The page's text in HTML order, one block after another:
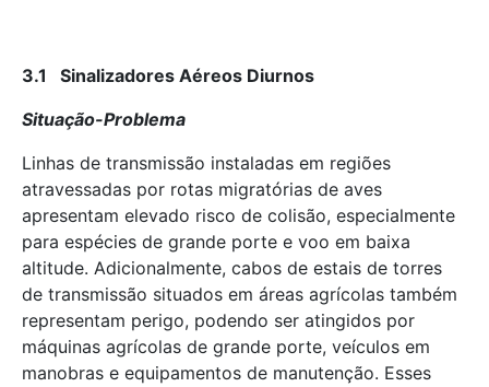
3.1 Sinalizadores Aéreos Diurnos
Situação-Problema
Linhas de transmissão instaladas em regiões
atravessadas por rotas migratórias de aves
apresentam elevado risco de colisão, especialmente
para espécies de grande porte e voo em baixa
altitude. Adicionalmente, cabos de estais de torres
de transmissão situados em áreas agrícolas também
representam perigo, podendo ser atingidos por
máquinas agrícolas de grande porte, veículos em
manobras e equipamentos de manutenção. Esses